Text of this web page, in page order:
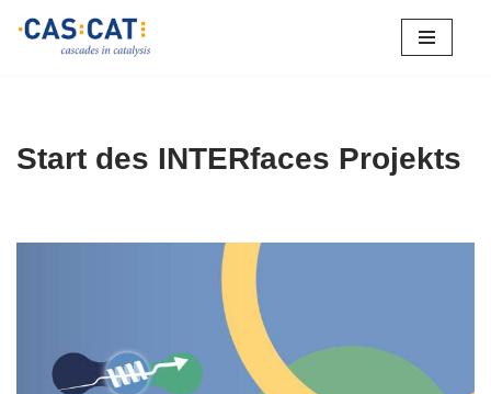
Start des INTERfaces Projekts